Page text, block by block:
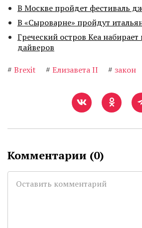
В Москве пройдет фестиваль
В «Сыроварне» пройдут
Греческий остров Кеа
дайверов
# Brexit # Елизавета II # закон
Комментарии (0)